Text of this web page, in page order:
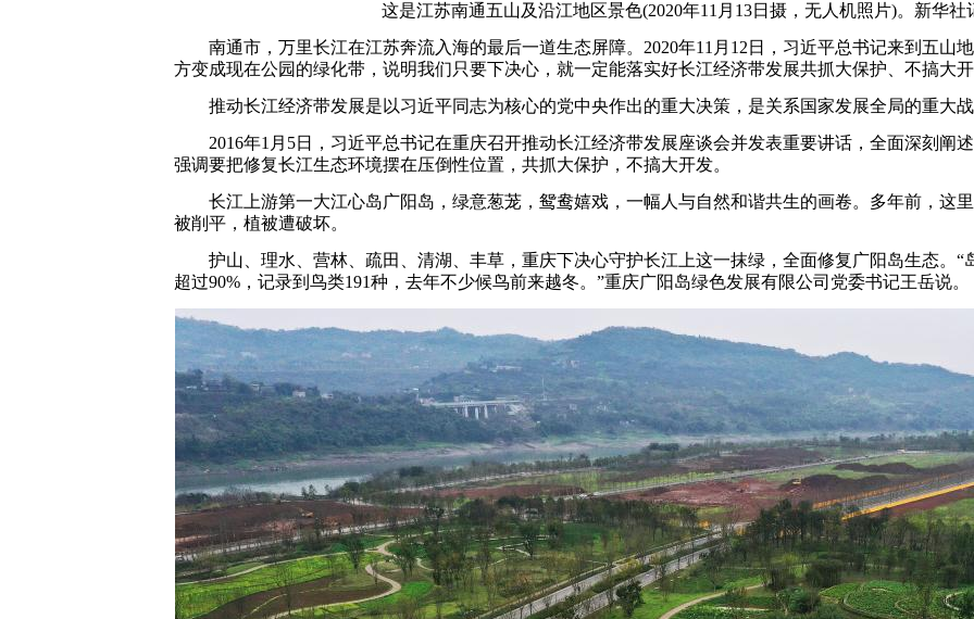
这是江苏南通五山及沿江地区景色(2020年11月13日摄，无人机照片)。新华社
南通市，万里长江在江苏奔流入海的最后一道生态屏障。2020年11月12日，习近平总书记来到五山
方变成现在公园的绿化带，说明我们只要下决心，就一定能落实好长江经济带发展共抓大保护、不搞大
推动长江经济带发展是以习近平同志为核心的党中央作出的重大决策，是关系国家发展全局的重大
2016年1月5日，习近平总书记在重庆召开推动长江经济带发展座谈会并发表重要讲话，全面深刻阐
强调要把修复长江生态环境摆在压倒性位置，共抓大保护，不搞大开发。
长江上游第一大江心岛广阳岛，绿意葱茏，鸳鸯嬉戏，一幅人与自然和谐共生的画卷。多年前，这
被削平，植被遭破坏。
护山、理水、营林、疏田、清湖、丰草，重庆下决心守护长江上这一抹绿，全面修复广阳岛生态。“
超过90%，记录到鸟类191种，去年不少候鸟前来越冬。”重庆广阳岛绿色发展有限公司党委书记王岳说。